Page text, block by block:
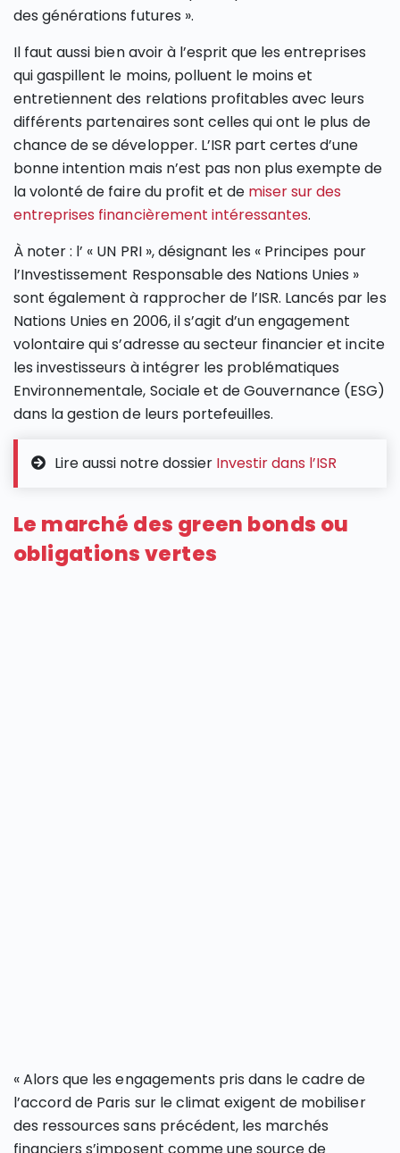
des générations futures ».
Il faut aussi bien avoir à l’esprit que les entreprises
qui gaspillent le moins, polluent le moins et
entretiennent des relations profitables avec leurs
différents partenaires sont celles qui ont le plus de
chance de se développer. L’ISR part certes d’une
bonne intention mais n’est pas non plus exempte de
la volonté de faire du profit et de miser sur des
entreprises financièrement intéressantes.
À noter : l’ « UN PRI », désignant les « Principes pour
l’Investissement Responsable des Nations Unies »
sont également à rapprocher de l’ISR. Lancés par les
Nations Unies en 2006, il s’agit d’un engagement
volontaire qui s’adresse au secteur financier et incite
les investisseurs à intégrer les problématiques
Environnementale, Sociale et de Gouvernance (ESG)
dans la gestion de leurs portefeuilles.
Lire aussi notre dossier Investir dans l’ISR
Le marché des green bonds ou
obligations vertes
« Alors que les engagements pris dans le cadre de
l’accord de Paris sur le climat exigent de mobiliser
des ressources sans précédent, les marchés